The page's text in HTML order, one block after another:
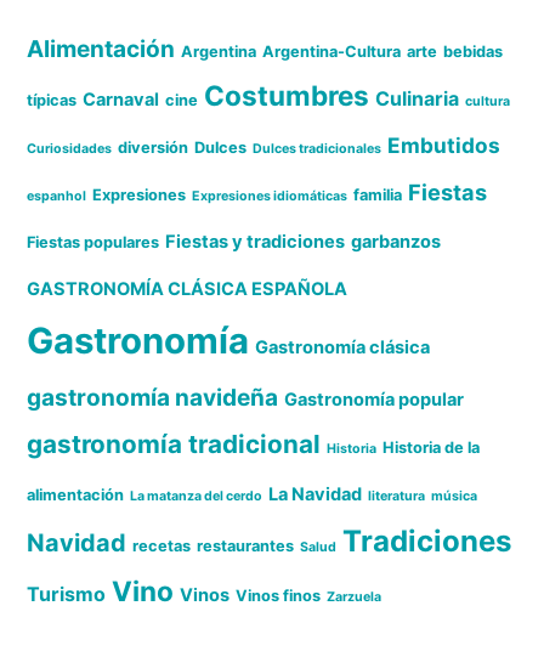
Alimentación Argentina Argentina-Cultura arte bebidas
típicas Carnaval cine Costumbres Culinaria cultura
Curiosidades diversión Dulces Dulces tradicionales Embutidos
espanhol Expresiones Expresiones idiomáticas familia Fiestas
Fiestas populares Fiestas y tradiciones garbanzos
GASTRONOMÍA CLÁSICA ESPAÑOLA
Gastronomía Gastronomía clásica
gastronomía navideña Gastronomía popular
gastronomía tradicional Historia Historia de la
alimentación La matanza del cerdo La Navidad literatura música
Navidad recetas restaurantes Salud Tradiciones
Turismo Vino Vinos Vinos finos Zarzuela